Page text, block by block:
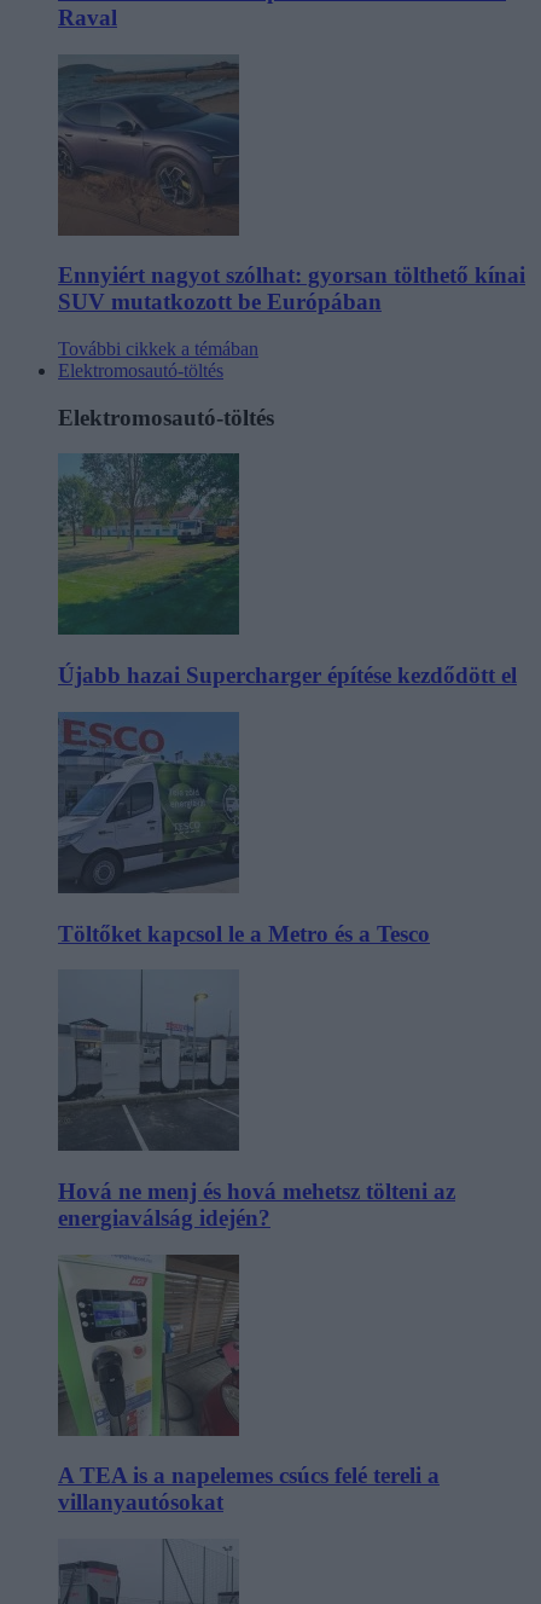
Raval
Ennyiért nagyot szólhat: gyorsan tölthető kínai
SUV mutatkozott be Európában
További cikkek a témában
Elektromosautó-töltés
Elektromosautó-töltés
Újabb hazai Supercharger építése kezdődött el
Töltőket kapcsol le a Metro és a Tesco
Hová ne menj és hová mehetsz tölteni az
energiaválság idején?
A TEA is a napelemes csúcs felé tereli a
villanyautósokat